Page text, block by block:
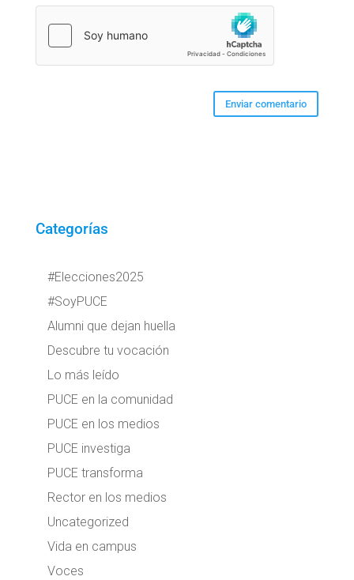
Categorías
#Elecciones2025
#SoyPUCE
Alumni que dejan huella
Descubre tu vocación
Lo más leído
PUCE en la comunidad
PUCE en los medios
PUCE investiga
PUCE transforma
Rector en los medios
Uncategorized
Vida en campus
Voces